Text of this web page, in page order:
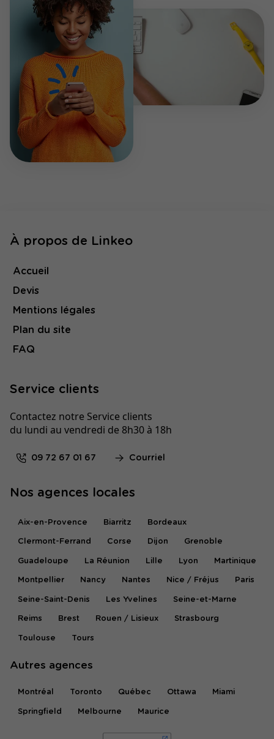
À propos de Linkeo
Accueil
Devis
Mentions légales
Plan du site
FAQ
Service clients
Contactez notre Service clients
du lundi au vendredi de 8h30 à 18h
09 72 67 01 67 Courriel
Nos agences locales
Aix-en-Provence Biarritz Bordeaux
Clermont-Ferrand Corse Dijon Grenoble
Guadeloupe La Réunion Lille Lyon Martinique
Montpellier Nancy Nantes Nice / Fréjus Paris
Seine-Saint-Denis Les Yvelines Seine-et-Marne
Reims Brest Rouen / Lisieux Strasbourg
Toulouse Tours
Autres agences
Montréal Toronto Québec Ottawa Miami
Springfield Melbourne Maurice